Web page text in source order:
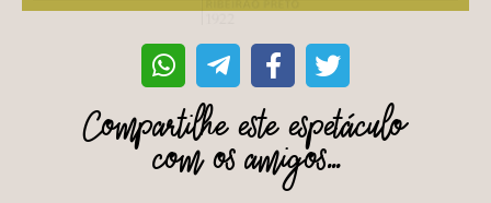
Compartilhe este espetáculo
com os amigos...